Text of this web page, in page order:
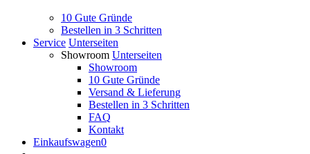
10 Gute Gründe
Bestellen in 3 Schritten
Service Unterseiten
Showroom Unterseiten
Showroom
10 Gute Gründe
Versand & Lieferung
Bestellen in 3 Schritten
FAQ
Kontakt
Einkaufswagen0